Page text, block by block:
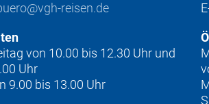
reisen.de
von 10.00 bis 12.30 Uhr und
Uhr
9.00 bis 13.00 Uhr